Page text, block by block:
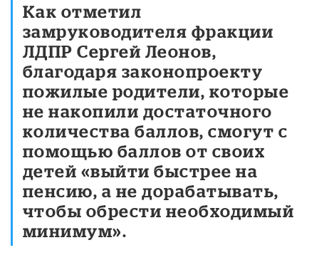
Как отметил
замруководителя фракции
ЛДПР Сергей Леонов,
благодаря законопроекту
пожилые родители, которые
не накопили достаточного
количества баллов, смогут с
помощью баллов от своих
детей «выйти быстрее на
пенсию, а не дорабатывать,
чтобы обрести необходимый
минимум».